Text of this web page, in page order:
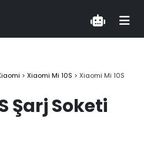
> Xiaomi Mi 10S > Xiaomi Mi 10S
Şarj Soketi